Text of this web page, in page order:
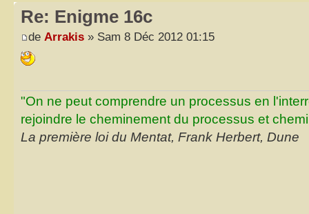
Re: Enigme 16c
de Arrakis » Sam 8 Déc 2012 01:15
"On ne peut comprendre un processus en
rejoindre le cheminement du processus et
La première loi du Mentat, Frank Herbert, Dune